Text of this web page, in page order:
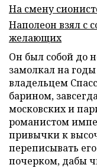
На смену
Наполеон взял с
желающих
Он был собой до
замолкал на
владельцем
барином,
московских и
романистом
привычки к
переписывать
почерком, дабы